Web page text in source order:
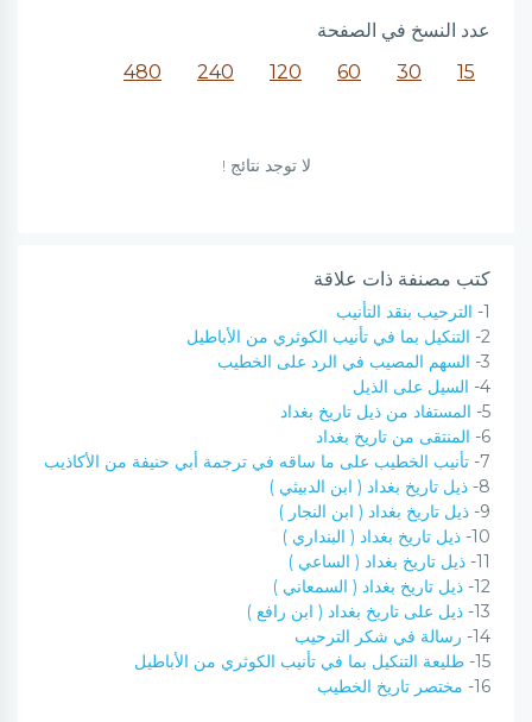
عدد النسخ في الصفحة
15
30
60
120
240
480
لا توجد نتائج !
كتب مصنفة ذات علاقة
1- الترحيب بنقد التأنيب
2- التنكيل بما في تأنيب الكوثري من الأباطيل
3- السهم المصيب في الرد على الخطيب
4- السيل على الذيل
5- المستفاد من ذيل تاريخ بغداد
6-
المنتقى من تاريخ بغداد
7- تأنيب الخطيب على ما ساقه في ترجمة أبي حنيفة من الأكاذيب
8- ذيل تاريخ بغداد ( ابن الدبيثي )
9- ذيل تاريخ بغداد ( ابن النجار )
10- ذيل تاريخ بغداد ( البنداري )
11- ذيل تاريخ بغداد ( الساعي )
12- ذيل تاريخ بغداد ( السمعاني )
13- ذيل على تاريخ بغداد ( ابن رافع )
14- رسالة في شكر الترحيب
15- طليعة التنكيل بما في تأنيب الكوثري من الأباطيل
16- مختصر تاريخ الخطيب